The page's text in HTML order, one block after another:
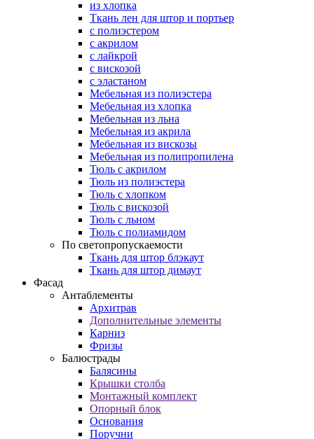
из хлопка
Ткань лен для штор и портьер
с полиэстером
с акрилом
с лайкрой
с вискозой
с эластаном
Мебельная из полиэстера
Мебельная из хлопка
Мебельная из льна
Мебельная из акрила
Мебельная из вискозы
Мебельная из полипропилена
Тюль с акрилом
Тюль из полиэстера
Тюль с хлопком
Тюль с вискозой
Тюль с льном
Тюль с полиамидом
По светопропускаемости
Ткань для штор блэкаут
Ткань для штор димаут
Фасад
Антаблементы
Архитрав
Дополнительные элементы
Карниз
Фризы
Балюстрады
Балясины
Крышки столба
Монтажный комплект
Опорный блок
Основания
Поручни